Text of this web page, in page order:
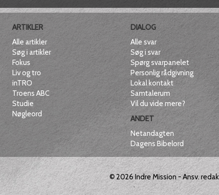
ARTIKLER
Alle artikler
Søg i artikler
Fokus
Liv og tro
inTRO
Troens ABC
Studie
Nøgleord
DIALOG
Alle svar
Søg i svar
Spørg svarpanelet
Personlig rådgivning
Lokal kontakt
Samtalerum
Vil du vide mere?
ANDET
Netandagten
Dagens Bibelord
© 2026Indre Mission - Ansv.